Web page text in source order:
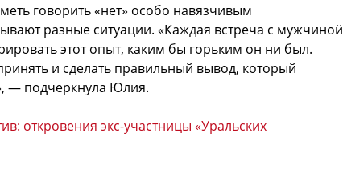
говорить «нет» особо навязчивым
разные ситуации. «Каждая встреча с мужчиной
этот опыт, каким бы горьким он ни был.
и сделать правильный вывод, который
— подчеркнула Юлия.
откровения экс-участницы «Уральских